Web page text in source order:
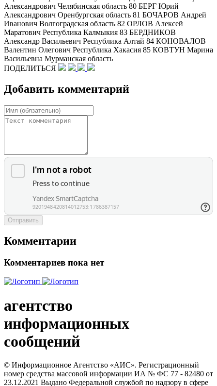
Александрович Челябинская область 80 БЕРГ Юрий
Александрович Оренбургская область 81 БОЧАРОВ Андрей
Иванович Волгоградская область 82 ОРЛОВ Алексей
Маратович Республика Калмыкия 83 БЕРДНИКОВ
Александр Васильевич Республика Алтай 84 КОНОВАЛОВ
Валентин Олегович Республика Хакасия 85 КОВТУН Марина
Васильевна Мурманская область
ПОДЕЛИТЬСЯ
Добавить комментарий
Отправить
Комментарии
Комментариев пока нет
агентство
информационных
сообщений
© Информационное Агентство «АИС». Регистрационный
номер средства массовой информации ИА № ФС 77 - 82480 от
23.12.2021 Выдано Федеральной службой по надзору в сфере